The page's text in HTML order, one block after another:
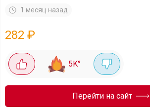
1 месяц назад
282 ₽
5K°
Перейти на сайт